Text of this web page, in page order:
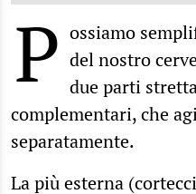
P ossiamo
del nostro
due parti
complementari, che
separatamente.
La più esterna